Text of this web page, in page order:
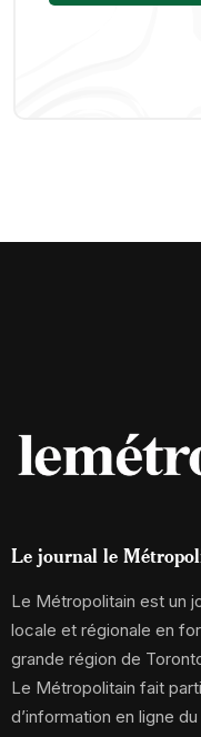
Le journal le
Le Métropolitain est un
locale et régionale en
grande région de
Le Métropolitain fait
d’information en ligne